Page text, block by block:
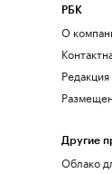
РБК
О
Редакция
Другие
Облако